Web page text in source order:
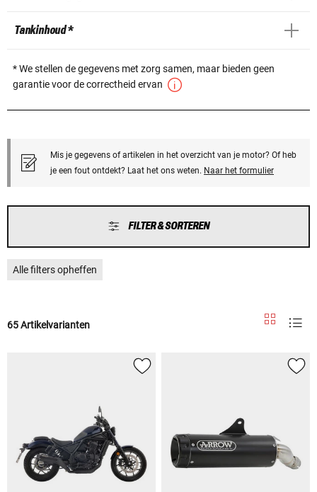
Tankinhoud *
* We stellen de gegevens met zorg samen, maar bieden geen
garantie voor de correctheid ervan
Mis je gegevens of artikelen in het overzicht van je motor? Of heb
je een fout ontdekt? Laat het ons weten. Naar het formulier
FILTER & SORTEREN
Alle filters opheffen
65 Artikelvarianten